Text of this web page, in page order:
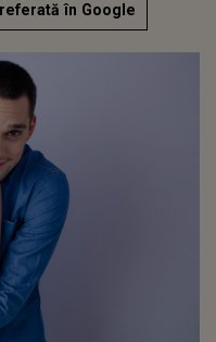
în Google